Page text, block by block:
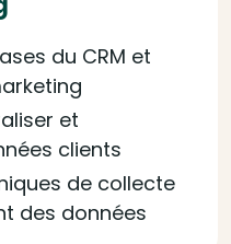
du CRM et
et
clients
de collecte
des données